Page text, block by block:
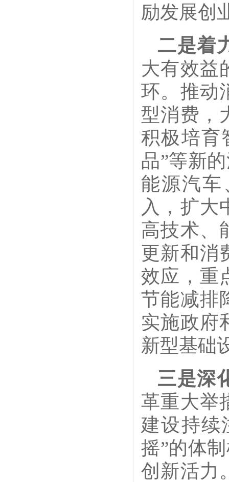
励发展创
二是着
大有效益
环。推动
型消费，
积极培育
品”等新
能源汽
入，扩大
高技术、
更新和消
效应，重
节能减排
实施政府
新型基础
三是深
革重大举
建设持续
摇”的体
创新活力